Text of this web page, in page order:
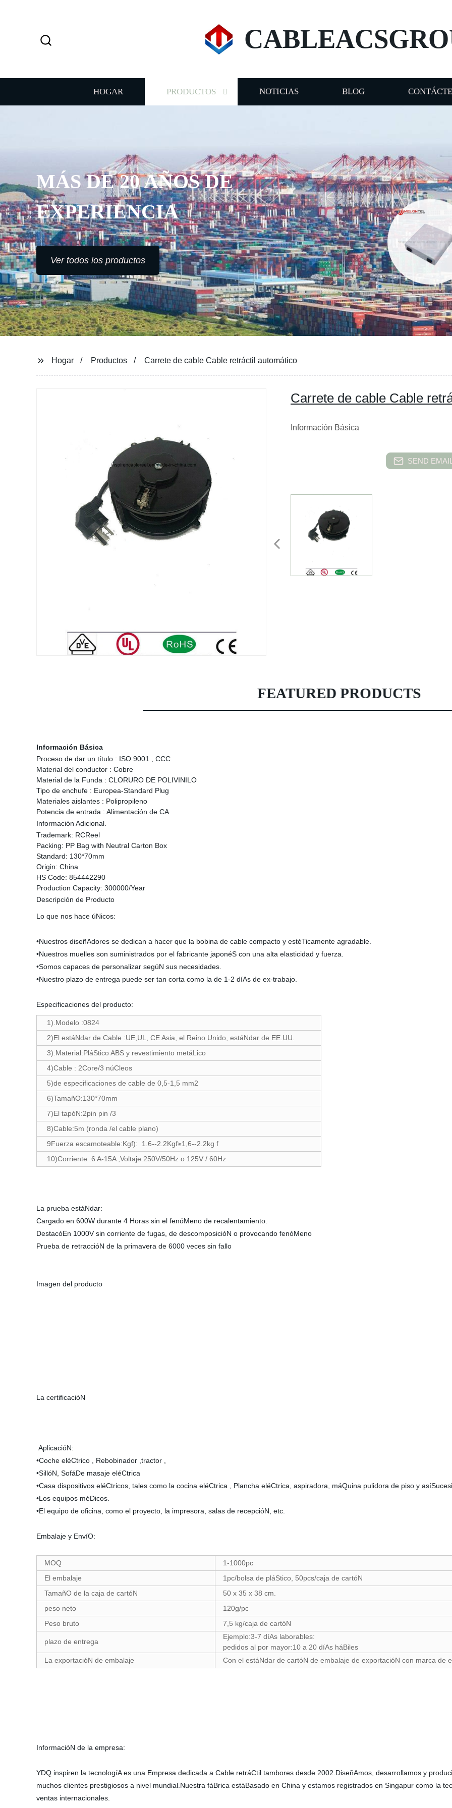
HOGAR PRODUCTOS NOTICIAS BLOG
MÁS DE 20 AÑOS DE
EXPERIENCIA
Ver todos los productos
Hogar Productos Carrete de cable Cable retráctil automático
Carrete de cable Cable
Información Básica
SEND
FEATURED PRODUCTS
Información Básica
Proceso de dar un título : ISO 9001 , CCC
Material del conductor : Cobre
Material de la Funda : CLORURO DE POLIVINILO
Tipo de enchufe : Europea-Standard Plug
Materiales aislantes : Polipropileno
Potencia de entrada : Alimentación de CA
Información Adicional.
Trademark: RCReel
Packing: PP Bag with Neutral Carton Box
Standard: 130*70mm
Origin: China
HS Code: 854442290
Production Capacity: 300000/Year
Descripción de Producto
Lo que nos hace úNicos:
•Nuestros diseñAdores se dedican a hacer que la bobina de cable compacto y estéTicamente agradable.
•Nuestros muelles son suministrados por el fabricante japonéS con una alta elasticidad y fuerza.
•Somos capaces de personalizar segúN sus necesidades.
•Nuestro plazo de entrega puede ser tan corta como la de 1-2 díAs de ex-trabajo.
Especificaciones del producto:
1).Modelo :0824
2)El estáNdar de Cable :UE,UL, CE Asia, el Reino Unido, estáNdar de EE.UU.
3).Material:PláStico ABS y revestimiento metáLico
4)Cable : 2Core/3 núCleos
5)de especificaciones de cable de 0,5-1,5 mm2
6)TamañO:130*70mm
7)El tapóN:2pin pin /3
8)Cable:5m (ronda /el cable plano)
9Fuerza escamoteable:Kgf): 1.6--2.2Kgf≥1,6--2.2kg f
10)Corriente :6 A-15A ,Voltaje:250V/50Hz o 125V / 60Hz
La prueba estáNdar:
Cargado en 600W durante 4 Horas sin el fenóMeno de recalentamiento.
DestacóEn 1000V sin corriente de fugas, de descomposicióN o provocando fenóMeno
Prueba de retraccióN de la primavera de 6000 veces sin fallo
Imagen del producto
La certificacióN
AplicacióN:
•Coche eléCtrico , Rebobinador ,tractor ,
•SillóN, SofáDe masaje eléCtrica
•Casa dispositivos eléCtricos, tales como la cocina eléCtrica , Plancha eléCtrica, aspiradora, máQuina pulidora de piso y
•Los equipos méDicos.
•El equipo de oficina, como el proyecto, la impresora, salas de recepcióN, etc.
Embalaje y EnvíO:
MOQ
1-1000pc
El embalaje
1pc/bolsa de pláStico, 50pcs/caja de cartóN
TamañO de la caja de cartóN
50 x 35 x 38 cm.
peso neto
120g/pc
Peso bruto
7,5 kg/caja de cartóN
plazo de entrega
Ejemplo:3-7 díAs laborables:
pedidos al por mayor:10 a 20 díAs háBiles
La exportacióN de embalaje
Con el estáNdar de cartóN de embalaje de exportacióN con marca de
InformacióN de la empresa:
YDQ inspiren la tecnologíA es una Empresa dedicada a Cable retráCtil tambores desde 2002.DiseñAmos, desarrollamos y
muchos clientes prestigiosos a nivel mundial.Nuestra fáBrica estáBasado en China y estamos registrados en Singapur como la
ventas internacionales.